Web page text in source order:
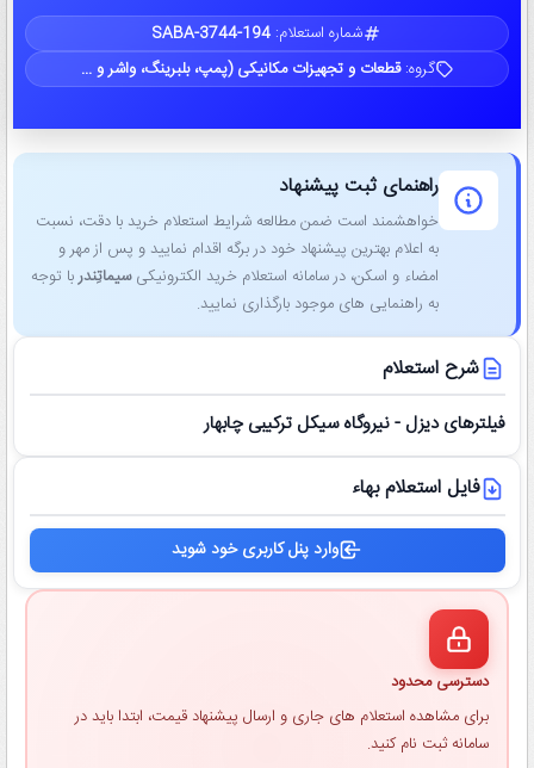
شماره استعلام: SABA-3744-194
گروه:قطعات و تجهیزات مکانیکی (پمپ، بلبرینگ، واشر و ...
راهنمای ثبت پیشنهاد
خواهشمند است ضمن مطالعه شرایط استعلام خرید با دقت، نسبت
به اعلام بهترین پیشنهاد خود در برگه اقدام نمایید و پس از مهر و
امضاء و اسکن، در سامانه استعلام خرید الکترونیکیسیماتِندربا توجه
به راهنمایی ‌های موجود بارگذاری نمایید.
شرح استعلام
فیلترهای دیزل - نیروگاه سیکل ترکیبی چابهار
فایل استعلام بهاء
وارد پنل کاربری خود شوید
دسترسی محدود
برای مشاهده استعلام ‌های جاری و ارسال پیشنهاد قیمت، ابتدا باید در
سامانه ثبت ‌نام کنید.